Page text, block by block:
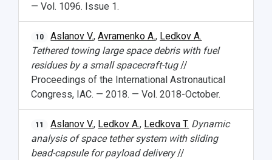
— Vol. 1096. Issue 1.
10 Aslanov V.,Avramenko A., Ledkov A.
Tethered towing large space debris with fuel
residues by a small spacecraft-tug//
Proceedings of the International Astronautical
Congress, IAC. — 2018. — Vol. 2018-October.
11 Aslanov V., Ledkov A., Ledkova T. Dynamic
analysis of space tether system with sliding
bead-capsule for payload delivery//